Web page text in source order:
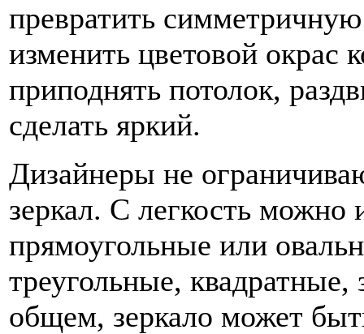
превратить
изменить цветовой окрас
приподнять потолок,
сделать яркий.
Дизайнеры не
зеркал. С легкость можно
прямоугольные или
треугольные, квадратные,
общем, зеркало может